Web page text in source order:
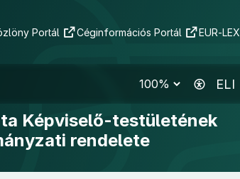
Portál Céginformációs Portál EUR-LEX
ELI
Képviselő-testületének
rendelete